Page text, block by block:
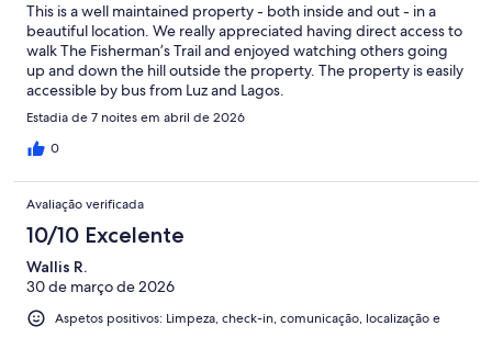
This is a well maintained property - both inside and out - in a
beautiful location. We really appreciated having direct access to
walk The Fisherman’s Trail and enjoyed watching others going
up and down the hill outside the property. The property is easily
accessible by bus from Luz and Lagos.
Estadia de 7 noites em abril de 2026
0
Avaliação verificada
10/10 Excelente
Wallis R.
30 de março de 2026
Aspetos positivos: Limpeza, check-in, comunicação, localização e